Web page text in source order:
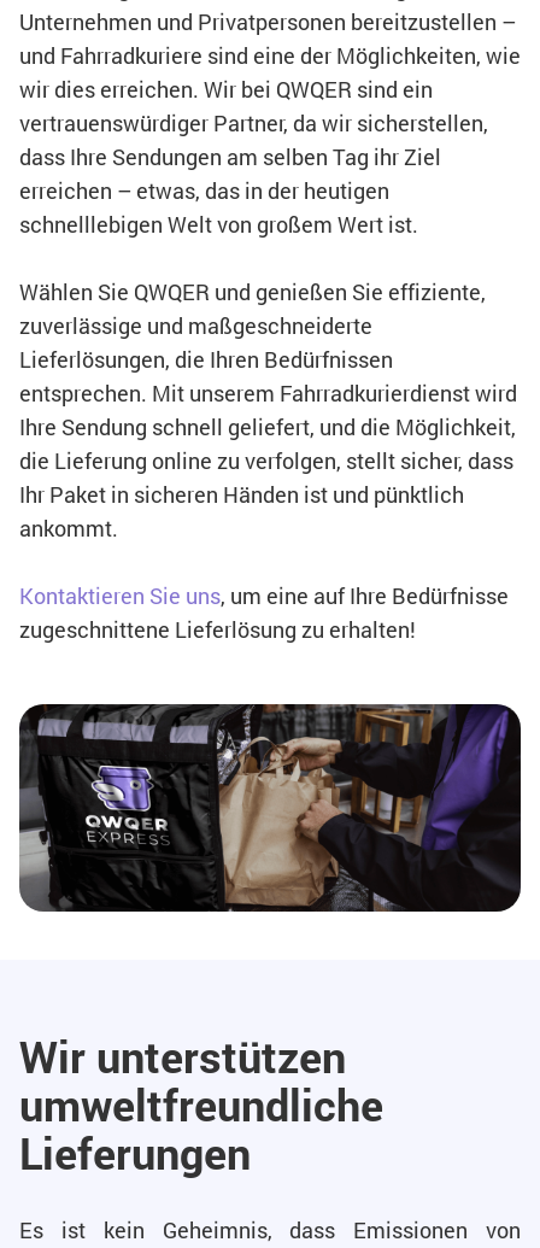
Unternehmen und Privatpersonen bereitzustellen –
und Fahrradkuriere sind eine der Möglichkeiten, wie
wir dies erreichen. Wir bei QWQER sind ein
vertrauenswürdiger Partner, da wir sicherstellen,
dass Ihre Sendungen am selben Tag ihr Ziel
erreichen – etwas, das in der heutigen
schnelllebigen Welt von großem Wert ist.
Wählen Sie QWQER und genießen Sie effiziente,
zuverlässige und maßgeschneiderte
Lieferlösungen, die Ihren Bedürfnissen
entsprechen. Mit unserem Fahrradkurierdienst wird
Ihre Sendung schnell geliefert, und die Möglichkeit,
die Lieferung online zu verfolgen, stellt sicher, dass
Ihr Paket in sicheren Händen ist und pünktlich
ankommt.
Kontaktieren Sie uns, um eine auf Ihre Bedürfnisse
zugeschnittene Lieferlösung zu erhalten!
Wir unterstützen
umweltfreundliche
Lieferungen
Es ist kein Geheimnis, dass Emissionen von